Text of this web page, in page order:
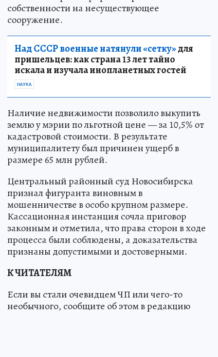
собственности на несуществующее
сооружение.
Над СССР военные натянули «сетку»для
пришельцев: как страна 13 лет тайно
искала и изучала инопланетных гостей
НАУКА
Наличие недвижимости позволило выкупить
землю у мэрии по льготной цене — за 10,5% от
кадастровой стоимости. В результате
муниципалитету был причинен ущерб в
размере 65 млн рублей.
Центральный районный суд Новосибирска
признал фигуранта виновным в
мошенничестве в особо крупном размере.
Кассационная инстанция сочла приговор
законным и отметила, что права сторон в ходе
процесса были соблюдены, а доказательства
признаны допустимыми и достоверными.
К ЧИТАТЕЛЯМ
Если вы стали очевидцем ЧП или чего-то
необычного, сообщите об этом в редакцию